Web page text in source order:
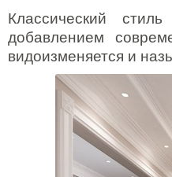
Классический
добавлением
видоизменяется и